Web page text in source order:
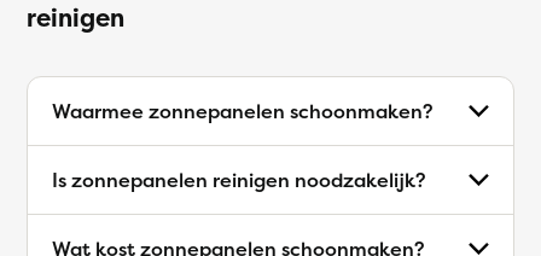
reinigen
Waarmee zonnepanelen schoonmaken?
Is zonnepanelen reinigen noodzakelijk?
Wat kost zonnepanelen schoonmaken?